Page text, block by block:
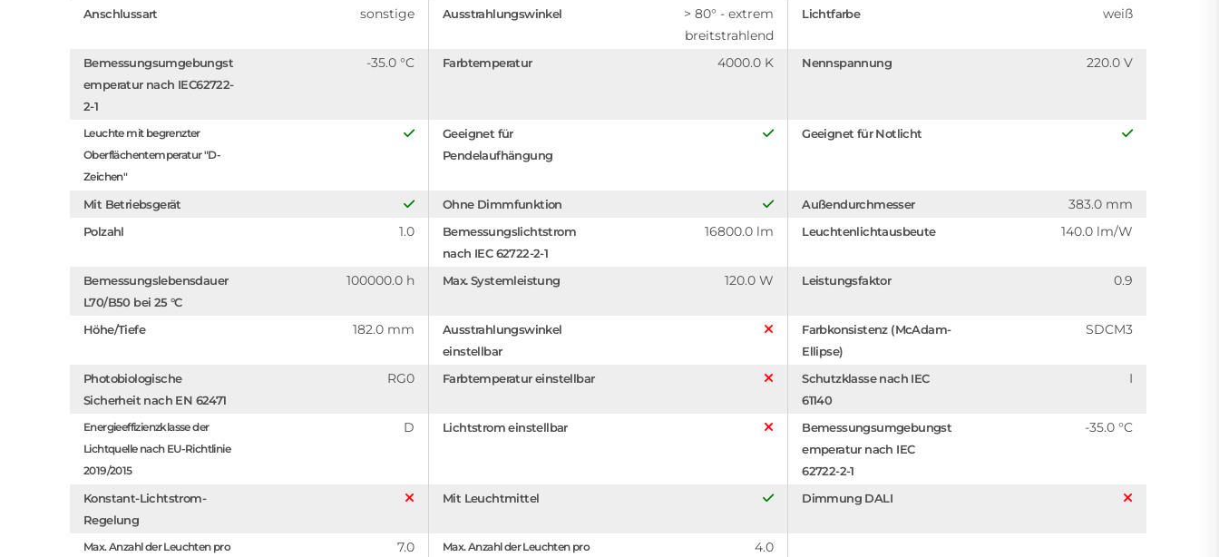
Anschlussart sonstige Ausstrahlungswinkel
> 80° - extrem
breitstrahlend
Lichtfarbe weiß
Bemessungsumgebungst
emperatur nach IEC62722-
2-1
-35.0 °C Farbtemperatur 4000.0 K Nennspannung 220.0 V
Leuchte mit begrenzter
Oberflächentemperatur "D-
Zeichen"
Geeignet für
Pendelaufhängung
Geeignet für Notlicht
Mit Betriebsgerät Ohne Dimmfunktion Außendurchmesser 383.0 mm
Polzahl 1.0
Bemessungslichtstrom
nach IEC 62722-2-1
16800.0 lm Leuchtenlichtausbeute 140.0 lm/W
Bemessungslebensdauer
L70/B50 bei 25 °C
100000.0 h Max. Systemleistung 120.0 W Leistungsfaktor 0.9
Höhe/Tiefe 182.0 mm
Ausstrahlungswinkel
einstellbar
Farbkonsistenz (McAdam-
Ellipse)
SDCM3
Photobiologische
Sicherheit nach EN 62471
RG0 Farbtemperatur einstellbar
Schutzklasse nach IEC
61140
I
Energieeffizienzklasse der
Lichtquelle nach EU-Richtlinie
2019/2015
D Lichtstrom einstellbar
Bemessungsumgebungst
emperatur nach IEC
62722-2-1
-35.0 °C
Konstant-Lichtstrom-
Regelung
Mit Leuchtmittel Dimmung DALI
Max. Anzahl der Leuchten pro
7.0
Max. Anzahl der Leuchten pro
4.0